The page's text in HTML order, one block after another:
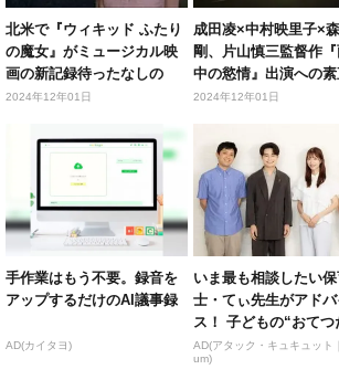
北米で『ウィキッド ふたり
の魔女』がミュージカル映
画の新記録待ったなしの
オープニ...
2024年12年01日
成田凌×中村映里子×
剛、片山慎三監督作
中の慾情』出演への
想いを吐...
2024年12年01日
手作業はもう不要。録音を
アップするだけのAI議事録
AD(カイタヨ)
いま最も相談したい
士・てぃ先生がアド
ス！ 子どもの“おてつ
い”に、どん...
AD(アタック・キュキュット
um)